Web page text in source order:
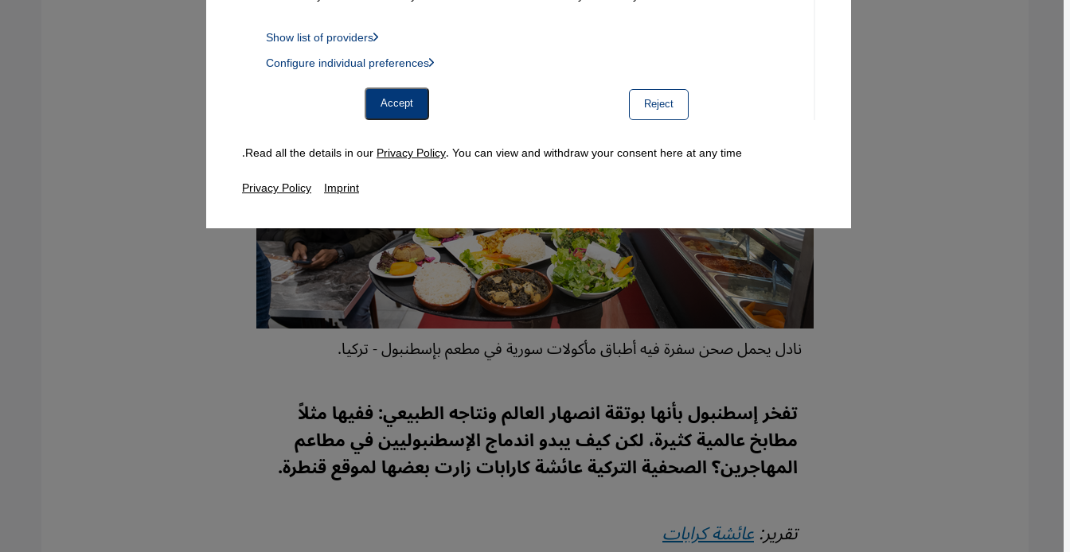
نادل يحمل صحن سفرة فيه أطباق مأكولات سورية في مطعم بإسطنبول - تركيا.
تفخر إسطنبول بأنها بوتقة انصهار العالم ونتاجه الطبيعي: ففيها مثلاً
مطابخ عالمية كثيرة، لكن كيف يبدو اندماج الإسطنبوليين في مطاعم
المهاجرين؟ الصحفية التركية عائشة كارابات زارت بعضها لموقع قنطرة.
تقرير:عائشة كرابات
Reject
Show list of providers
Google Maps Embed, Google Tag Manager, Instagram Embed, Twitter Embed, Youtube Embed
Configure individual preferences
Accept
Read all the details in ourPrivacy Policy. You can view and withdraw your consent here at any time.
Privacy Policy Imprint